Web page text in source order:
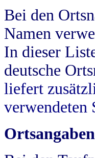
Bei den
Namen
In dieser
deutsche
liefert
verwendeten